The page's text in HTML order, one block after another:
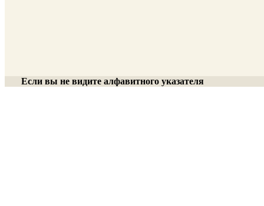
Если вы не видите алфавитного указателя